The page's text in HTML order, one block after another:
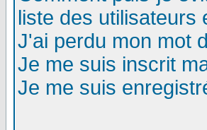
liste des utilisateurs
J'ai perdu mon mot
Je me suis inscrit
Je me suis